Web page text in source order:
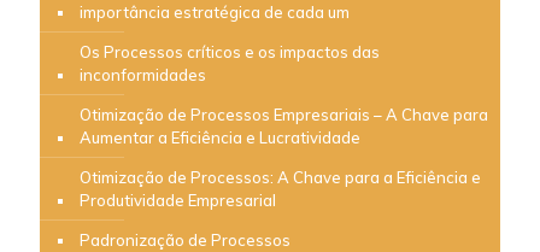
importância estratégica de cada um
Os Processos críticos e os impactos das
inconformidades
Otimização de Processos Empresariais – A Chave para
Aumentar a Eficiência e Lucratividade
Otimização de Processos: A Chave para a Eficiência e
Produtividade Empresarial
Padronização de Processos